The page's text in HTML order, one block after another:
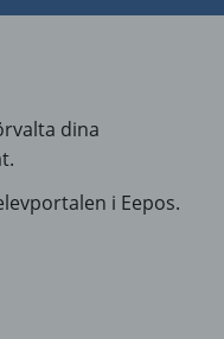
dina
i Eepos.